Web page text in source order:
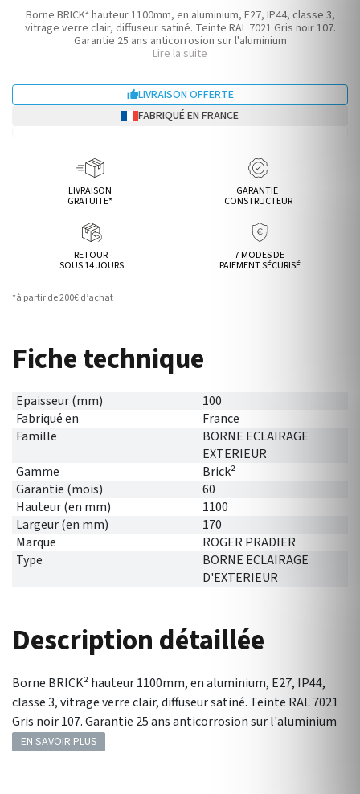
Borne BRICK² hauteur 1100mm, en aluminium, E27, IP44, classe 3,
vitrage verre clair, diffuseur satiné. Teinte RAL 7021 Gris noir 107.
Garantie 25 ans anticorrosion sur l'aluminium
Lire la suite
LIVRAISON OFFERTE
FABRIQUÉ EN FRANCE
LIVRAISON
GRATUITE*
GARANTIE
CONSTRUCTEUR
RETOUR
SOUS 14 JOURS
7 MODES DE
PAIEMENT SÉCURISÉ
*à partir de 200€ d’achat
Fiche technique
Epaisseur (mm)
100
Fabriqué en
France
Famille
BORNE ECLAIRAGE
EXTERIEUR
Gamme
Brick²
Garantie (mois)
60
Hauteur (en mm)
1100
Largeur (en mm)
170
Marque
ROGER PRADIER
Type
BORNE ECLAIRAGE
D'EXTERIEUR
Description détaillée
Borne BRICK² hauteur 1100mm, en aluminium, E27, IP44,
classe 3, vitrage verre clair, diffuseur satiné. Teinte RAL 7021
Gris noir 107. Garantie 25 ans anticorrosion sur l'aluminium
EN SAVOIR PLUS